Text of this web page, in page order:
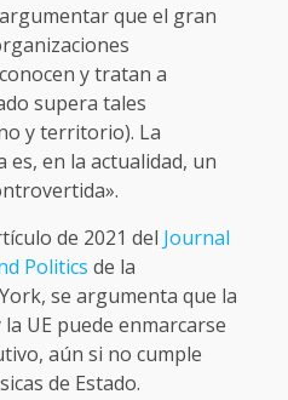
que el gran
y tratan a
supera tales
y territorio). La
es, en la actualidad, un
de 2021 del Journal
Politics de la
se argumenta que la
UE puede enmarcarse
aún si no cumple
de Estado.